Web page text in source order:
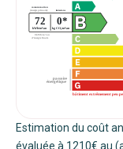
Estimation du coût
évaluée à 1210€ au